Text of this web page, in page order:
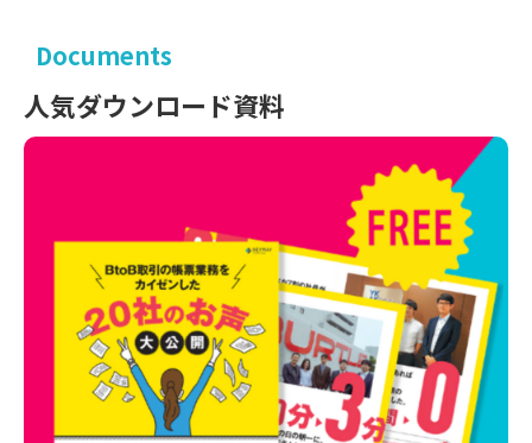
Documents
人気ダウンロード資料